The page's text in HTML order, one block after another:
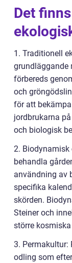
Det
1. Traditionell
grundläggande
förbereds
och
för att
jordbrukarna
och biologisk
2. Biodynamisk
behandla
användning av
specifika
skörden.
Steiner och
större
3. Permakultur:
odling som